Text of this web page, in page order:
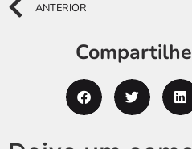
ANTERIOR